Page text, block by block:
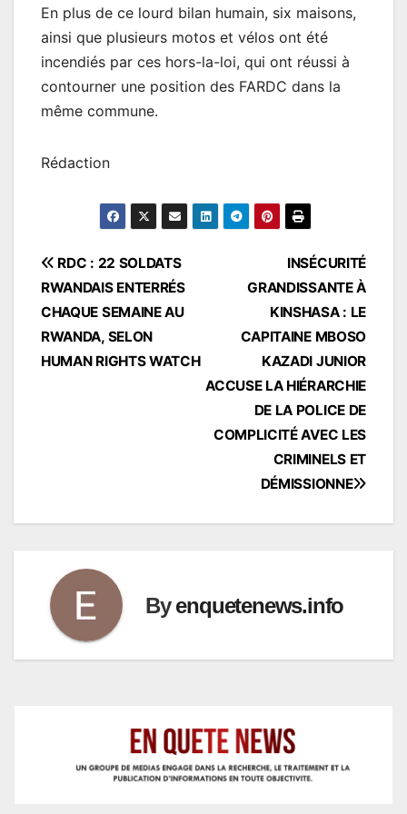
En plus de ce lourd bilan humain, six maisons,
ainsi que plusieurs motos et vélos ont été
incendiés par ces hors-la-loi, qui ont réussi à
contourner une position des FARDC dans la
même commune.
Rédaction
Navigation
de
l’article
INSÉCURITÉ
GRANDISSANTE À
KINSHASA : LE
CAPITAINE MBOSO
KAZADI JUNIOR
ACCUSE LA HIÉRARCHIE
DE LA POLICE DE
COMPLICITÉ AVEC LES
CRIMINELS ET
DÉMISSIONNE
RDC : 22 SOLDATS
RWANDAIS ENTERRÉS
CHAQUE SEMAINE AU
RWANDA, SELON
HUMAN RIGHTS WATCH
Byenquetenews.info